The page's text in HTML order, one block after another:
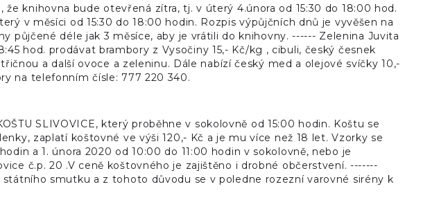
knihovna bude otevřená zítra, tj. v úterý 4.února od 15:30 do 18:00 hod.
v měsíci od 15:30 do 18:00 hodin. Rozpis výpůjčních dnů je vyvěšen na
půjčené déle jak 3 měsíce, aby je vrátili do knihovny. ------ Zelenina Juvita
hod. prodávat brambory z Vysočiny 15,- Kč/kg , cibuli, český česnek
a další ovoce a zeleninu. Dále nabízí český med a olejové svíčky 10,-
na telefonním čísle: 777 220 340.
SLIVOVICE, který proběhne v sokolovně od 15:00 hodin. Koštu se
zaplatí koštovné ve výši 120,- Kč a je mu více než 18 let. Vzorky se
a 1. února 2020 od 10:00 do 11:00 hodin v sokolovně, nebo je
č.p. 20 .V ceně koštovného je zajištěno i drobné občerstvení. -------
státního smutku a z tohoto důvodu se v poledne rozezní varovné sirény k